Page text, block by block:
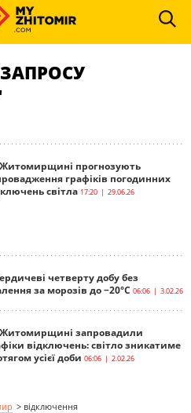
прогнозують
графіків погодинних
світла 17:20 | 29.06.26
четверту добу без
за морозів до −20°C 06:06 | 3.02.26
запровадили
відключень: світло зникатиме
усієї доби 06:06 | 2.02.26
> відключення